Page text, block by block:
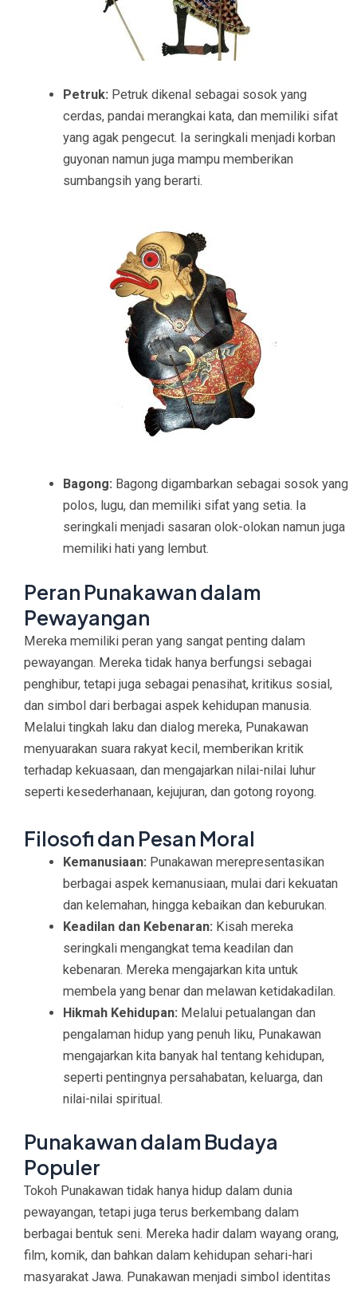
Petruk: Petruk dikenal sebagai sosok yang
cerdas, pandai merangkai kata, dan memiliki sifat
yang agak pengecut. Ia seringkali menjadi korban
guyonan namun juga mampu memberikan
sumbangsih yang berarti.
Bagong: Bagong digambarkan sebagai sosok yang
polos, lugu, dan memiliki sifat yang setia. Ia
seringkali menjadi sasaran olok-olokan namun juga
memiliki hati yang lembut.
Peran Punakawan dalam
Pewayangan
Mereka memiliki peran yang sangat penting dalam
pewayangan. Mereka tidak hanya berfungsi sebagai
penghibur, tetapi juga sebagai penasihat, kritikus sosial,
dan simbol dari berbagai aspek kehidupan manusia.
Melalui tingkah laku dan dialog mereka, Punakawan
menyuarakan suara rakyat kecil, memberikan kritik
terhadap kekuasaan, dan mengajarkan nilai-nilai luhur
seperti kesederhanaan, kejujuran, dan gotong royong.
Filosofi dan Pesan Moral
Kemanusiaan: Punakawan merepresentasikan
berbagai aspek kemanusiaan, mulai dari kekuatan
dan kelemahan, hingga kebaikan dan keburukan.
Keadilan dan Kebenaran: Kisah mereka
seringkali mengangkat tema keadilan dan
kebenaran. Mereka mengajarkan kita untuk
membela yang benar dan melawan ketidakadilan.
Hikmah Kehidupan: Melalui petualangan dan
pengalaman hidup yang penuh liku, Punakawan
mengajarkan kita banyak hal tentang kehidupan,
seperti pentingnya persahabatan, keluarga, dan
nilai-nilai spiritual.
Punakawan dalam Budaya
Populer
Tokoh Punakawan tidak hanya hidup dalam dunia
pewayangan, tetapi juga terus berkembang dalam
berbagai bentuk seni. Mereka hadir dalam wayang orang,
film, komik, dan bahkan dalam kehidupan sehari-hari
masyarakat Jawa. Punakawan menjadi simbol identitas